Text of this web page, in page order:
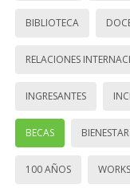
BIBLIOTECA
RELACIONES
INGRESANTES
BECAS
100 AÑOS